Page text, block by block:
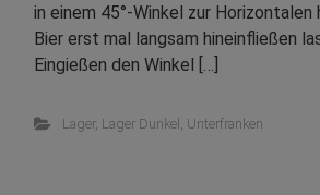
in einem 45°-Winkel zur Horizontalen
Bier erst mal langsam hineinfließen
Eingießen den Winkel […]
Lager, Lager Dunkel Unterfranken